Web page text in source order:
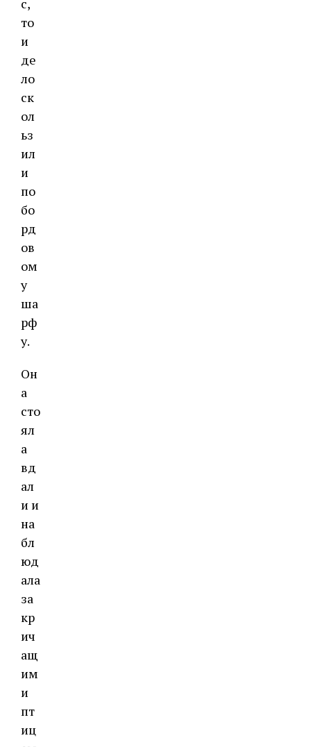
с,
то
и
де
ло
ск
ол
ьз
ил
и
по
бо
рд
ов
ом
у
ша
рф
у.
Он
а
сто
ял
а
вд
ал
и и
на
бл
юд
ала
за
кр
ич
ащ
им
и
пт
иц